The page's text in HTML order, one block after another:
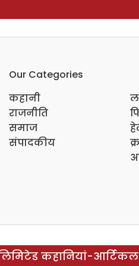
Our Categories
कहानी
राजनीति
समाज
संपादकीय
कहानियां-